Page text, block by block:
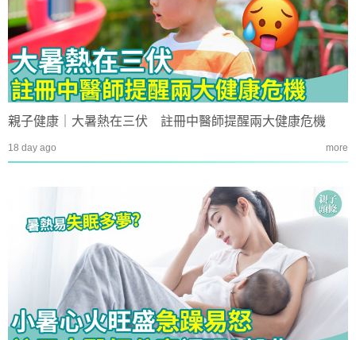
親子健康｜大暑熱在三伏 註冊中醫師提醒兩大健康危機
18 day ago more